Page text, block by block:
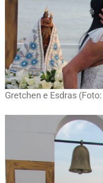
Gretchen e Esdras